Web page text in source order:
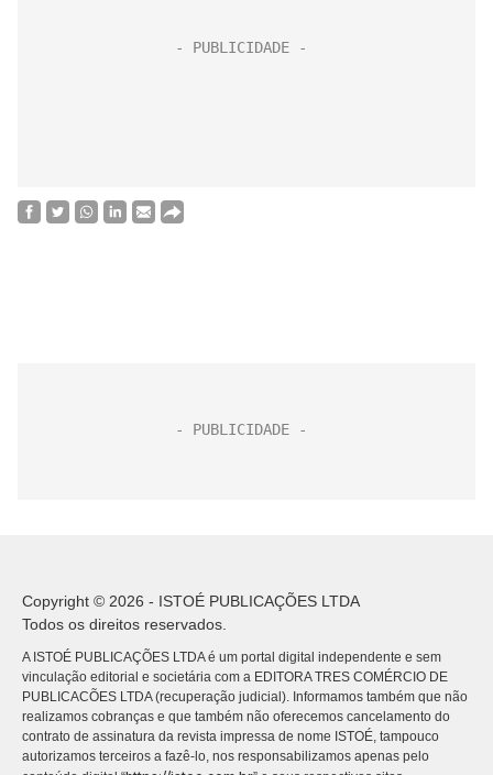
Copyright © 2026 - ISTOÉ PUBLICAÇÕES LTDA
Todos os direitos reservados.
A ISTOÉ PUBLICAÇÕES LTDA é um portal digital independente e sem
vinculação editorial e societária com a EDITORA TRES COMÉRCIO DE
PUBLICACÕES LTDA (recuperação judicial). Informamos também que não
realizamos cobranças e que também não oferecemos cancelamento do
contrato de assinatura da revista impressa de nome ISTOÉ, tampouco
autorizamos terceiros a fazê-lo, nos responsabilizamos apenas pelo